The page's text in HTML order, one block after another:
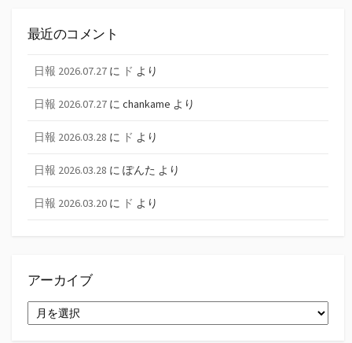
最近のコメント
日報 2026.07.27 に ド より
日報 2026.07.27 に chankame より
日報 2026.03.28 に ド より
日報 2026.03.28 に ぽんた より
日報 2026.03.20 に ド より
アーカイブ
ー